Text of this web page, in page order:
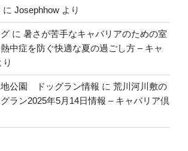
に Josephhow より
に 暑さが苦手なキャバリアのための室
中症を防ぐ快適な夏の過ごし方 – キャ
り
公園 ドッグラン情報 に 荒川河川敷の
ラン2025年5月14日情報 – キャバリア倶